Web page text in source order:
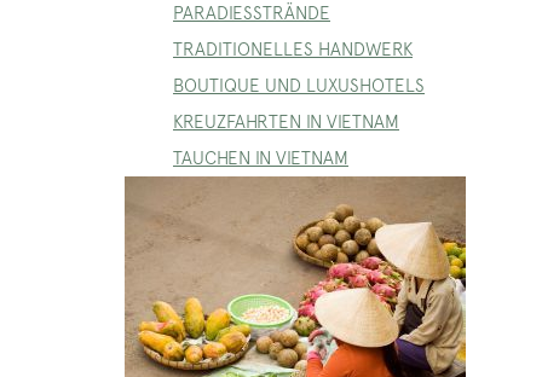
PARADIESSTRÄNDE
TRADITIONELLES HANDWERK
BOUTIQUE UND LUXUSHOTELS
KREUZFAHRTEN IN VIETNAM
TAUCHEN IN VIETNAM